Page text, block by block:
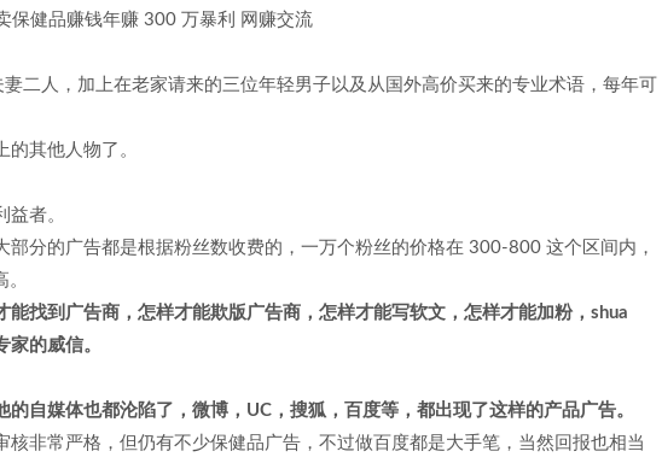
二人，加上在老家请来的三位年轻男子以及从国外高价买来的专业术语，每年可
其他人物了。
者。
部分的广告都是根据粉丝数收费的，一万个粉丝的价格在 300-800 这个区间内，
能找到广告商，怎样才能欺版广告商，怎样才能写软文，怎样才能加粉，shua
的威信。
自媒体也都沦陷了，微博，UC，搜狐，百度等，都出现了这样的产品广告。
核非常严格，但仍有不少保健品广告，不过做百度都是大手笔，当然回报也相当